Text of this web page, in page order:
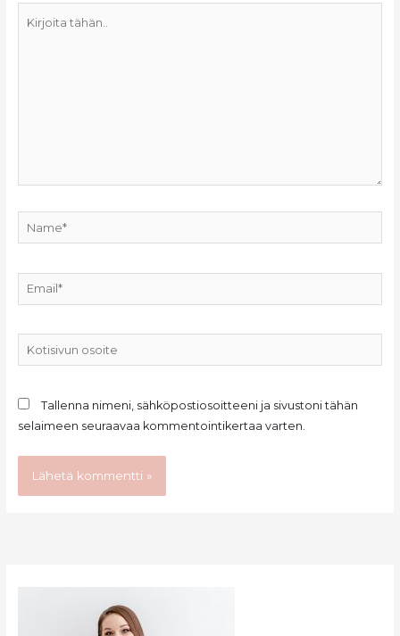
tähän..
Name*
Email*
Kotisivun
osoite
Tallenna nimeni, sähköpostiosoitteeni ja sivustoni tähän
selaimeen seuraavaa kommentointikertaa varten.